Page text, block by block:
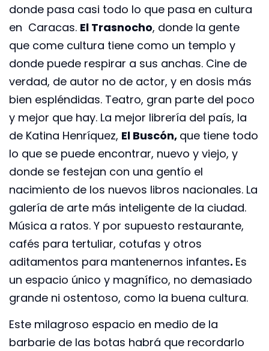
donde pasa casi todo lo que pasa en cultura
en Caracas. El Trasnocho, donde la gente
que come cultura tiene como un templo y
donde puede respirar a sus anchas. Cine de
verdad, de autor no de actor, y en dosis más
bien espléndidas. Teatro, gran parte del poco
y mejor que hay. La mejor librería del país, la
de Katina Henríquez, El Buscón, que tiene todo
lo que se puede encontrar, nuevo y viejo, y
donde se festejan con una gentío el
nacimiento de los nuevos libros nacionales. La
galería de arte más inteligente de la ciudad.
Música a ratos. Y por supuesto restaurante,
cafés para tertuliar, cotufas y otros
aditamentos para mantenernos infantes. Es
un espacio único y magnífico, no demasiado
grande ni ostentoso, como la buena cultura.
Este milagroso espacio en medio de la
barbarie de las botas habrá que recordarlo